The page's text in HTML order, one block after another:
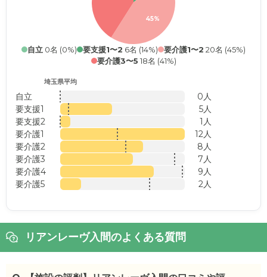
45%
自立 0名 (0%) 要支援1〜2 6名 (14%) 要介護1〜2 20名 (45%)
要介護3〜5 18名 (41%)
埼玉県平均
自立
0人
要支援1
5人
要支援2
1人
要介護1
12人
要介護2
8人
要介護3
7人
要介護4
9人
要介護5
2人
リアンレーヴ入間のよくある質問